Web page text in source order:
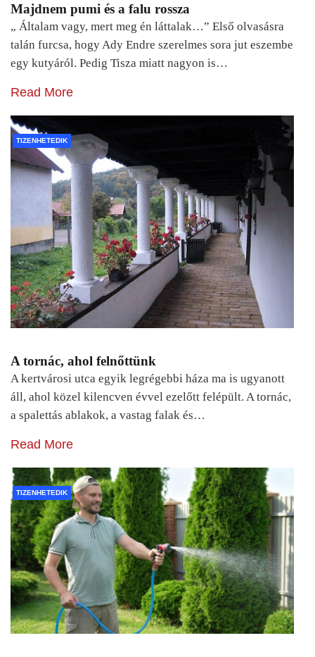
Majdnem pumi és a falu rossza
„ Általam vagy, mert meg én láttalak…” Első olvasásra
talán furcsa, hogy Ady Endre szerelmes sora jut eszembe
egy kutyáról. Pedig Tisza miatt nagyon is…
Read More
TIZENHETEDIK
A tornác, ahol felnőttünk
A kertvárosi utca egyik legrégebbi háza ma is ugyanott
áll, ahol közel kilencven évvel ezelőtt felépült. A tornác,
a spalettás ablakok, a vastag falak és…
Read More
TIZENHETEDIK